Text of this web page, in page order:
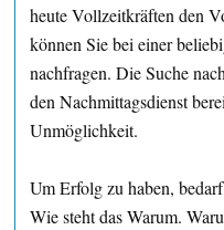
heute Vollzeitkräften den
können Sie bei einer
nachfragen. Die Suche
den Nachmittagsdienst
Unmöglichkeit.
Um Erfolg zu haben,
Wie steht das Warum.